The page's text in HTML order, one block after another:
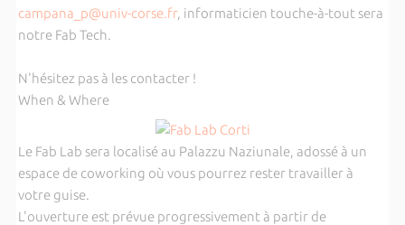
campana_p@univ-corse.fr, informaticien touche-à-tout sera
notre Fab Tech.
N'hésitez pas à les contacter !
When & Where
Le Fab Lab sera localisé au Palazzu Naziunale, adossé à un
espace de coworking où vous pourrez rester travailler à
votre guise.
L'ouverture est prévue progressivement à partir de